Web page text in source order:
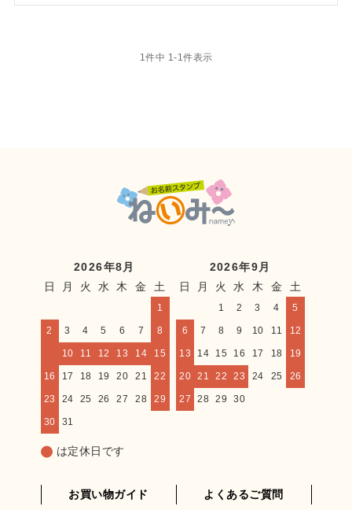
1 件中 1 -1 件表示
2026年8月
日
月 火 水 木 金 土
1
2 3 4 5 6 7 8
10 11 12 13 14 15
16 17 18 19 20 21 22
23 24 25 26 27 28 29
30 31
2026年9月
日
月 火 水 木 金 土
1 2 3 4 5
6 7 8 9 10 11 12
13 14 15 16 17 18 19
20 21 22 23 24 25 26
27 28 29 30
は定休日です
お買い物ガイド よくあるご質問